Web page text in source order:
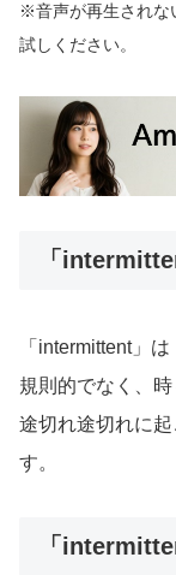
※音声が再生されな
試しください。
「
「intermittent」
規則的でなく、
途切れ途切れに
す。
「